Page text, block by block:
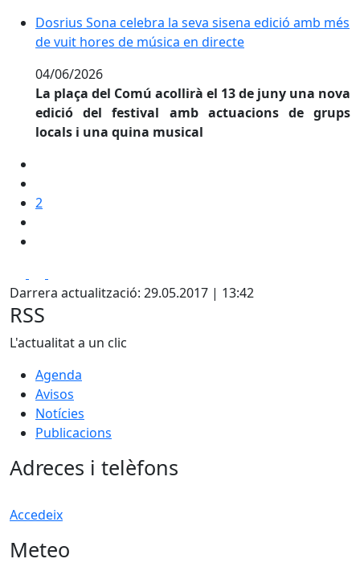
Dosrius Sona celebra la seva sisena edició amb més
Dosrius Sona celebra la seva sisena edició amb més
de vuit hores de música en directe
04/06/2026
La plaça del Comú acollirà el 13 de juny una nova
edició del festival amb actuacions de grups
locals i una quina musical
2
Darrera actualització: 29.05.2017 | 13:42
RSS
L'actualitat a un clic
Agenda
Avisos
Notícies
Publicacions
Adreces i telèfons
Accedeix
Meteo